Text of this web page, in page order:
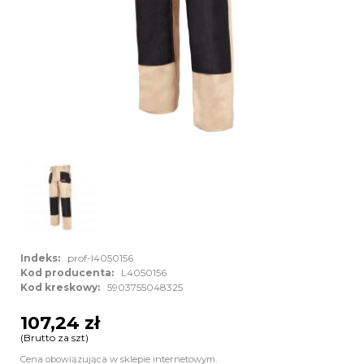
Indeks:
prof-l4050156
Kod producenta:
L4050156
Kod kreskowy: 5903755048325
107,24 zł
(Brutto za szt)
Cena obowiązująca w sklepie internetowym.